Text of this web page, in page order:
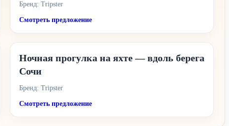
Бренд: Tripster
Смотреть предложение
Ночная прогулка на яхте — вдоль берега
Сочи
Бренд: Tripster
Смотреть предложение